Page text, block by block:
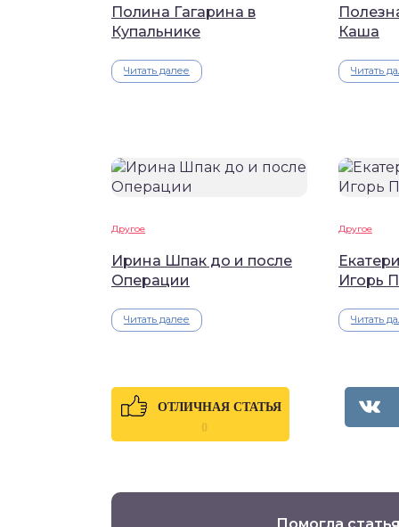
Полина Гагарина в
Купальнике
Читать далее
Каша
Читать
Другое
Ирина Шпак до и после
Операции
Читать далее
Другое
Игорь
Читать
ОТЛИЧНАЯ СТАТЬЯ
0